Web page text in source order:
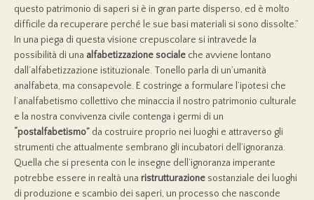
questo patrimonio di saperi si è in gran parte disperso, ed è molto
difficile da recuperare perché le sue basi materiali si sono dissolte.”
In una piega di questa visione crepuscolare si intravede la
possibilità di una alfabetizzazione sociale che avviene lontano
dall’alfabetizzazione istituzionale. Tonello parla di un’umanità
analfabeta, ma consapevole. E costringe a formulare l’ipotesi che
l’analfabetismo collettivo che minaccia il nostro patrimonio culturale
e la nostra convivenza civile contenga i germi di un
“postalfabetismo” da costruire proprio nei luoghi e attraverso gli
strumenti che attualmente sembrano gli incubatori dell’ignoranza.
Quella che si presenta con le insegne dell’ignoranza imperante
potrebbe essere in realtà una ristrutturazione sostanziale dei luoghi
di produzione e scambio dei saperi, un processo che nasconde